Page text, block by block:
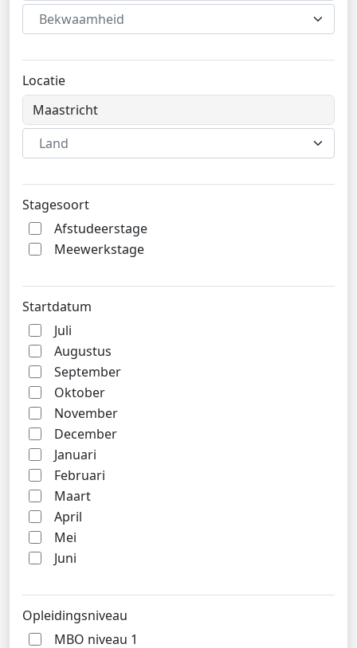
Bekwaamheid
Locatie
Land
Stagesoort
Afstudeerstage
Meewerkstage
Startdatum
Juli
Augustus
September
Oktober
November
December
Januari
Februari
Maart
April
Mei
Juni
Opleidingsniveau
MBO niveau 1